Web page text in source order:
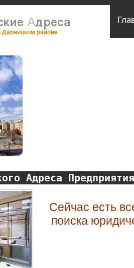
Дарницком районе
Адреса Предприятия
Сейчас есть
поиска